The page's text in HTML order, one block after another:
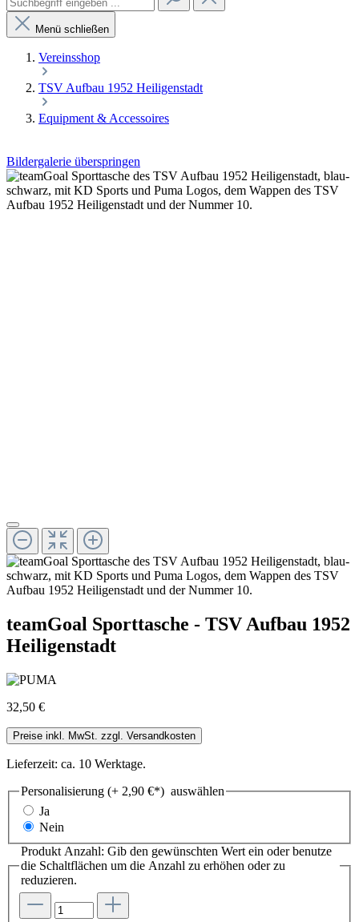
Menü schließen
Vereinsshop
TSV Aufbau 1952 Heiligenstadt
Equipment & Accessoires
Bildergalerie überspringen
teamGoal Sporttasche - TSV Aufbau 1952
Heiligenstadt
32,50 €
Preise inkl. MwSt. zzgl. Versandkosten
Lieferzeit: ca. 10 Werktage.
Personalisierung (+ 2,90 €*) auswählen
Ja
Nein
Produkt Anzahl: Gib den gewünschten Wert ein oder benutze
die Schaltflächen um die Anzahl zu erhöhen oder zu
reduzieren.